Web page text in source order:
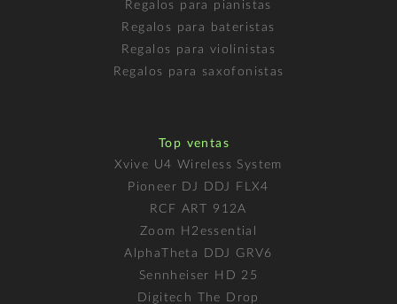
Regalos para pianistas
Regalos para bateristas
Regalos para violinistas
Regalos para saxofonistas
Top ventas
Xvive U4 Wireless System
Pioneer DJ DDJ FLX4
RCF ART 912A
Zoom H2essential
AlphaTheta DDJ GRV6
Sennheiser HD 25
Digitech The Drop